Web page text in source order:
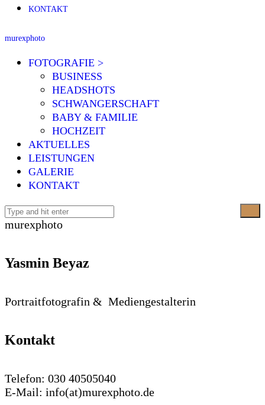
KONTAKT
murexphoto
FOTOGRAFIE >
BUSINESS
HEADSHOTS
SCHWANGERSCHAFT
BABY & FAMILIE
HOCHZEIT
AKTUELLES
LEISTUNGEN
GALERIE
KONTAKT
murexphoto
Yasmin Beyaz
Portraitfotografin & Mediengestalterin
Kontakt
Telefon: 030 40505040
E-Mail: info(at)murexphoto.de